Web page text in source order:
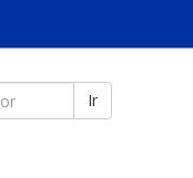
Ir